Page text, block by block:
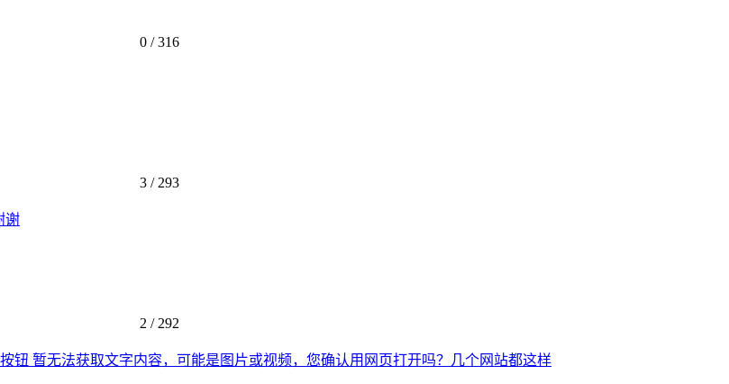
0 /316
3 / 293
谢
2 / 292
钮 暂无法获取文字内容，可能是图片或视频，您确认用网页打开吗？几个网站都这样